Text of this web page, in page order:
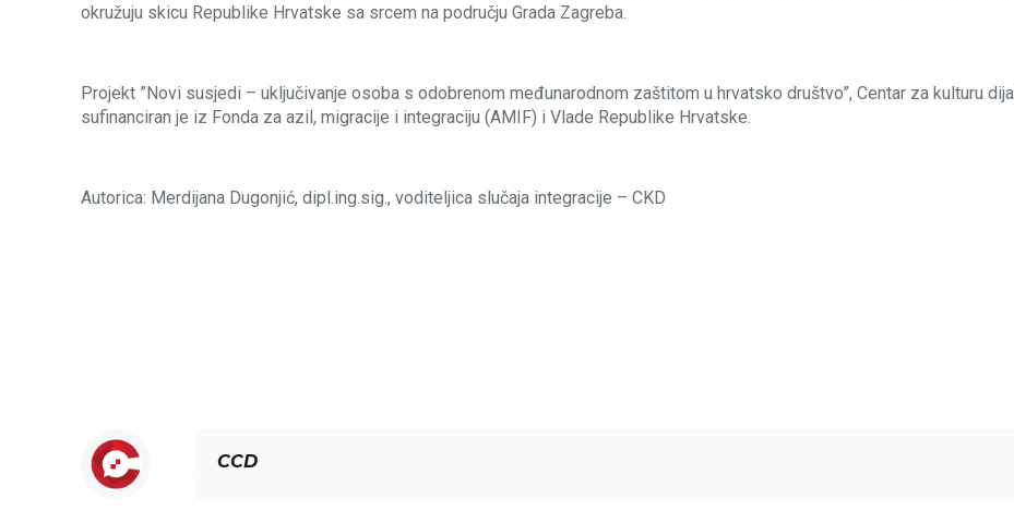
okružuju skicu Republike Hrvatske sa srcem na području Grada Zagreba.
Projekt ”Novi susjedi – uključivanje osoba s odobrenom međunarodnom zaštitom u hrvatsko društvo”, Centar za kulturu
sufinanciran je iz Fonda za azil, migracije i integraciju (AMIF) i Vlade Republike Hrvatske.
Autorica: Merdijana Dugonjić, dipl.ing.sig., voditeljica slučaja integracije – CKD
CCD